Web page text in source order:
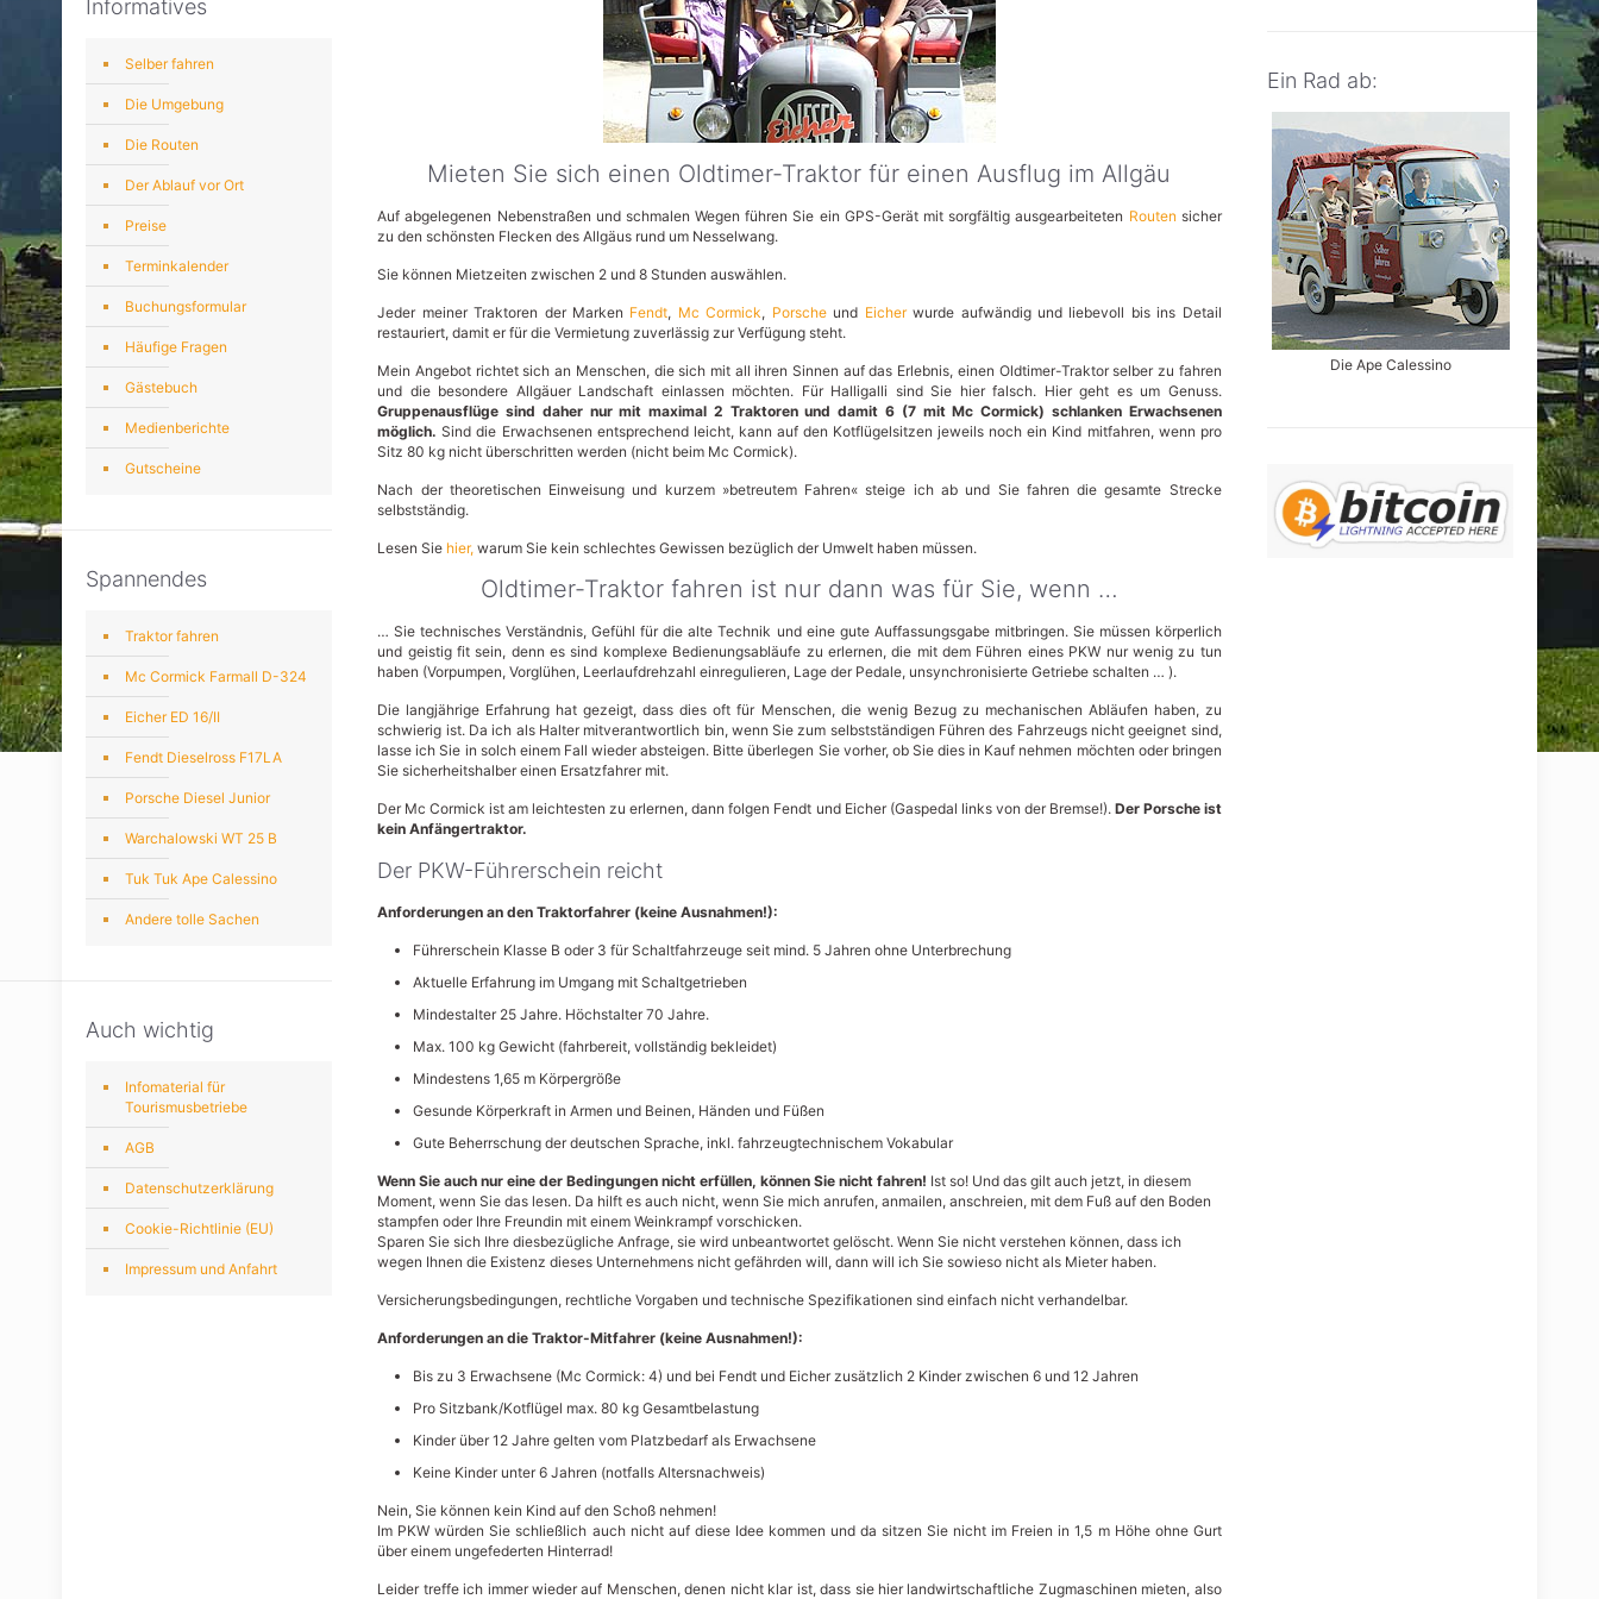
Mieten Sie sich einen Oldtimer-Traktor für einen Ausflug im Allgäu
Auf abgelegenen Nebenstraßen und schmalen Wegen führen Sie ein GPS-Gerät mit sorgfältig ausgearbeiteten Routen sicher
zu den schönsten Flecken des Allgäus rund um Nesselwang.
Sie können Mietzeiten zwischen 2 und 8 Stunden auswählen.
Jeder meiner Traktoren der Marken Fendt, Mc Cormick, Porscheund Eicherwurde aufwändig und liebevoll bis ins Detail
restauriert, damit er für die Vermietung zuverlässig zur Verfügung steht.
Mein Angebot richtet sich an Menschen, die sich mit all ihren Sinnen auf das Erlebnis, einen Oldtimer-Traktor selber zu fahren
und die besondere Allgäuer Landschaft einlassen möchten. Für Halligalli sind Sie hier falsch. Hier geht es um Genuss.
Gruppenausflüge sind daher nur mit maximal 2 Traktoren und damit 6 (7 mit Mc Cormick) schlanken Erwachsenen
möglich. Sind die Erwachsenen entsprechend leicht, kann auf den Kotflügelsitzen jeweils noch ein Kind mitfahren, wenn pro
Sitz 80 kg nicht überschritten werden (nicht beim Mc Cormick).
Nach der theoretischen Einweisung und kurzem »betreutem Fahren« steige ich ab und Sie fahren die gesamte Strecke
selbstständig.
Lesen Sie hier, warum Sie kein schlechtes Gewissen bezüglich der Umwelt haben müssen.
Oldtimer-Traktor fahren ist nur dann was für Sie, wenn …
… Sie technisches Verständnis, Gefühl für die alte Technik und eine gute Auffassungsgabe mitbringen. Sie müssen körperlich
und geistig fit sein, denn es sind komplexe Bedienungsabläufe zu erlernen, die mit dem Führen eines PKW nur wenig zu tun
haben (Vorpumpen, Vorglühen, Leerlaufdrehzahl einregulieren, Lage der Pedale, unsynchronisierte Getriebe schalten … ).
Die langjährige Erfahrung hat gezeigt, dass dies oft für Menschen, die wenig Bezug zu mechanischen Abläufen haben, zu
schwierig ist. Da ich als Halter mitverantwortlich bin, wenn Sie zum selbstständigen Führen des Fahrzeugs nicht geeignet sind,
lasse ich Sie in solch einem Fall wieder absteigen. Bitte überlegen Sie vorher, ob Sie dies in Kauf nehmen möchten oder bringen
Sie sicherheitshalber einen Ersatzfahrer mit.
Der Mc Cormick ist am leichtesten zu erlernen, dann folgen Fendt und Eicher (Gaspedal links von der Bremse!). Der Porsche ist
kein Anfängertraktor.
Der PKW-Führerschein reicht
Anforderungen an den Traktorfahrer (keine Ausnahmen!):
Führerschein Klasse B oder 3 für Schaltfahrzeuge seit mind. 5 Jahren ohne Unterbrechung
Aktuelle Erfahrung im Umgang mit Schaltgetrieben
Mindestalter 25 Jahre. Höchstalter 70 Jahre.
Max. 100 kg Gewicht (fahrbereit, vollständig bekleidet)
Mindestens 1,65 m Körpergröße
Gesunde Körperkraft in Armen und Beinen, Händen und Füßen
Gute Beherrschung der deutschen Sprache, inkl. fahrzeugtechnischem Vokabular
Wenn Sie auch nur eine der Bedingungen nicht erfüllen, können Sie nicht fahren! Ist so! Und das gilt auch jetzt, in diesem
Moment, wenn Sie das lesen. Da hilft es auch nicht, wenn Sie mich anrufen, anmailen, anschreien, mit dem Fuß auf den Boden
stampfen oder Ihre Freundin mit einem Weinkrampf vorschicken.
Sparen Sie sich Ihre diesbezügliche Anfrage, sie wird unbeantwortet gelöscht. Wenn Sie nicht verstehen können, dass ich
wegen Ihnen die Existenz dieses Unternehmens nicht gefährden will, dann will ich Sie sowieso nicht als Mieter haben.
Versicherungsbedingungen, rechtliche Vorgaben und technische Spezifikationen sind einfach nicht verhandelbar.
Anforderungen an die Traktor-Mitfahrer (keine Ausnahmen!):
Bis zu 3 Erwachsene (Mc Cormick: 4) und bei Fendt und Eicher zusätzlich 2 Kinder zwischen 6 und 12 Jahren
Pro Sitzbank/Kotflügel max. 80 kg Gesamtbelastung
Kinder über 12 Jahre gelten vom Platzbedarf als Erwachsene
Keine Kinder unter 6 Jahren (notfalls Altersnachweis)
Nein, Sie können kein Kind auf den Schoß nehmen!
Im PKW würden Sie schließlich auch nicht auf diese Idee kommen und da sitzen Sie nicht im Freien in 1,5 m Höhe ohne Gurt
über einem ungefederten Hinterrad!
Leider treffe ich immer wieder auf Menschen, denen nicht klar ist, dass sie hier landwirtschaftliche Zugmaschinen mieten, also
Informatives
Selber fahren
Die Umgebung
Die Routen
Der Ablauf vor Ort
Preise
Terminkalender
Buchungsformular
Häufige Fragen
Gästebuch
Medienberichte
Gutscheine
Spannendes
Traktor fahren
Mc Cormick Farmall D-324
Eicher ED 16/II
Fendt Dieselross F17LA
Porsche Diesel Junior
Warchalowski WT 25 B
Tuk Tuk Ape Calessino
Andere tolle Sachen
Auch wichtig
Infomaterial für
Tourismusbetriebe
AGB
Datenschutzerklärung
Cookie-Richtlinie (EU)
Impressum und Anfahrt
Ein Rad ab:
Die Ape Calessino